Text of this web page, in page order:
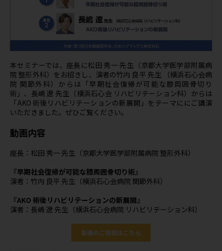
本セミナーでは、座長に松田 秀一 先生（京都大学医学部附属病
院 整形外科）をお招きし、演者の竹内 良平 先生 （横浜石心会病
院 関節外科）からは「早期社会復帰が可能な膝周囲骨切り
術」、長嶋 遼 先生（横浜石心会 リハビリテーション科）からは
「AKO 術後リハビリテーションの新展開」をテーマににご講演
いただきました。ぜひご覧ください。
動画内容
座長：松田 秀一 先生（京都大学医学部附属病院 整形外科）
『早期社会復帰が可能な膝周囲骨切り術』
演者：竹内 良平 先生（横浜石心会病院 関節外科）
『AKO 術後リハビリテーションの新展開』
演者：長嶋 遼 先生（横浜石心会病院 リハビリテーション科）
動画のご視聴はこちら